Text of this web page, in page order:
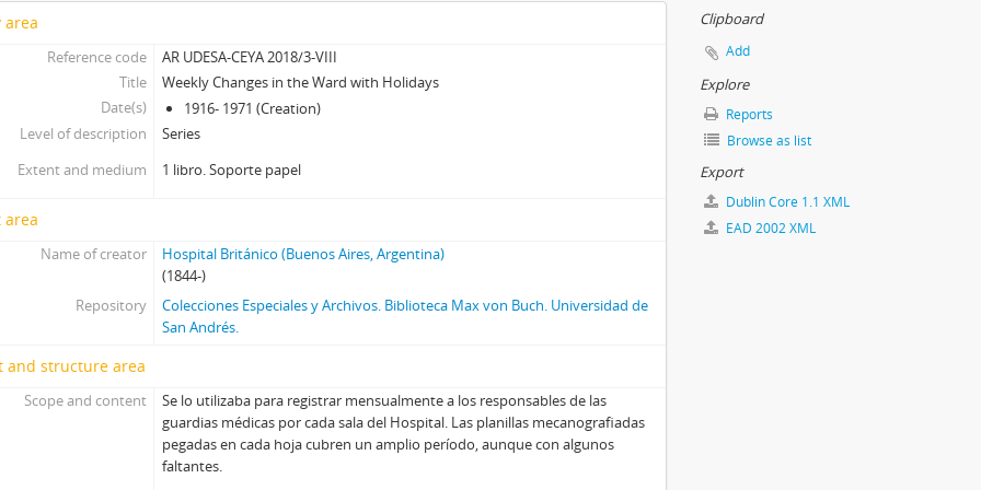
area
Reference code
AR UDESA-CEYA 2018/3-VIII
Title
Weekly Changes in the Ward with Holidays
Date(s)
1916- 1971 (Creation)
Level of description
Series
Extent and medium
1 libro. Soporte papel
area
Name of creator
Hospital Británico (Buenos Aires, Argentina)
(1844-)
Repository
Colecciones Especiales y Archivos. Biblioteca Max von Buch. Universidad de
San Andrés.
and structure area
Scope and content
Se lo utilizaba para registrar mensualmente a los responsables de las
guardias médicas por cada sala del Hospital. Las planillas mecanografiadas
pegadas en cada hoja cubren un amplio período, aunque con algunos
faltantes.
Clipboard
Add
Explore
Reports
Browse as list
Export
Dublin Core 1.1 XML
EAD 2002 XML